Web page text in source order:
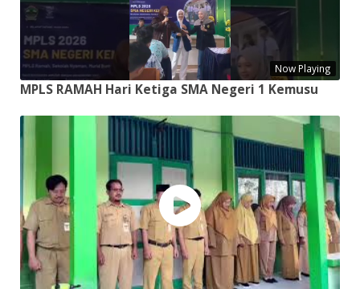
Now Playing
MPLS RAMAH Hari Ketiga SMA Negeri 1 Kemusu